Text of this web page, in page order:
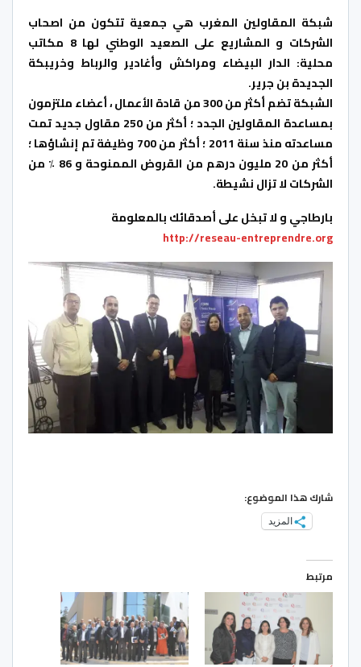
شبكة المقاولين المغرب هي جمعية تتكون من اصحاب
الشركات و المشاريع على الصعيد الوطني لها 8 مكاتب
محلية: الدار البيضاء ومراكش وأغادير والرباط وخريبكة
الجديدة بن جرير.
الشبكة تضم أكثر من 300 من قادة الأعمال ، أعضاء ملتزمون
بمساعدة المقاولين الجدد ؛ أكثر من 250 مقاول جديد تمت
مساعدته منذ سنة 2011 ؛ أكثر من 700 وظيفة تم إنشاؤها ؛
أكثر من 20 مليون درهم من القروض الممنوحة و 86 ٪ من
الشركات لا تزال نشيطة.
بارطاجي و لا تبخل على أصدقائك بالمعلومة
http://reseau-entreprendre.org
شارك هذا الموضوع:
المزيد
مرتبط